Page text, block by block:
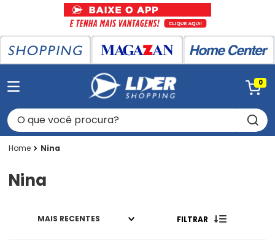
0
O que você procura?
Nina
Nina
MAIS RECENTES FILTRAR